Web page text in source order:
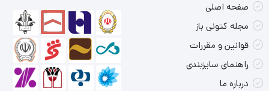
صفحه اصلی
مجله کتونی باز
قوانین و مقررات
راهنمای سایزبندی
درباره ما